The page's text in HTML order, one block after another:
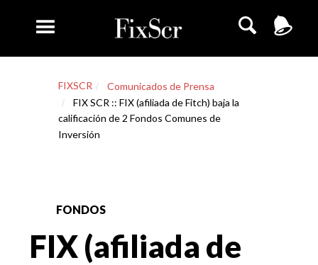
FIXSCR
Comunicados de Prensa
FIX SCR :: FIX (afiliada de Fitch) baja la
calificación de 2 Fondos Comunes de
Inversión
FONDOS
FIX (afiliada de